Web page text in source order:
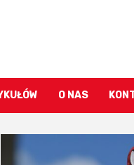
O NAS